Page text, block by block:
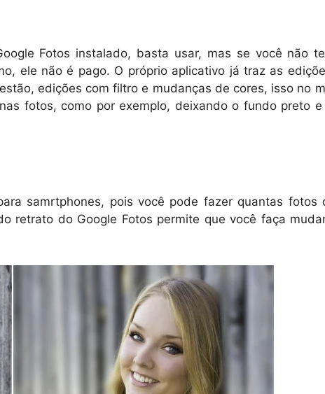
Fotos instalado, basta usar, mas se você não
ele não é pago. O próprio aplicativo já traz as
edições com filtro e mudanças de cores, isso no
fotos, como por exemplo, deixando o fundo preto
samrtphones, pois você pode fazer quantas fotos
retrato do Google Fotos permite que você faça